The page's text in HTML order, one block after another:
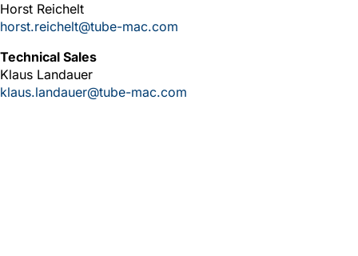
Horst Reichelt
horst.reichelt@tube-mac.com
Technical Sales
Klaus Landauer
klaus.landauer@tube-mac.com